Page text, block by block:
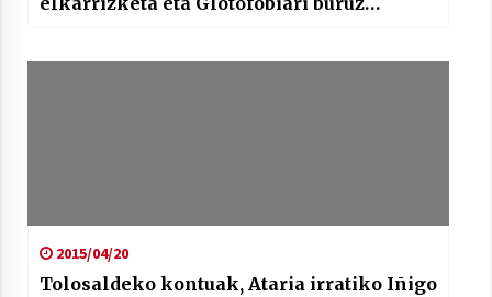
2015/04/20
Tolosaldeko kontuak, Ataria irratiko Iñigo